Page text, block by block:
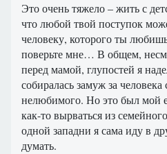
Это очень тяжело – жить с
что любой твой поступок
человеку, которого ты
поверьте мне… В общем,
перед мамой, глупостей я
собиралась замуж за
нелюбимого. Но это был мой
как-то вырваться из
одной западни я сама иду в
думать.